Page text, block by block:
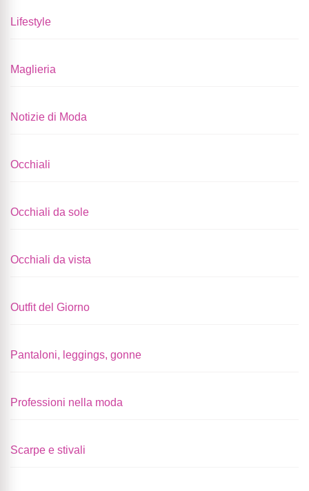
Lifestyle
Maglieria
Notizie di Moda
Occhiali
Occhiali da sole
Occhiali da vista
Outfit del Giorno
Pantaloni, leggings, gonne
Professioni nella moda
Scarpe e stivali